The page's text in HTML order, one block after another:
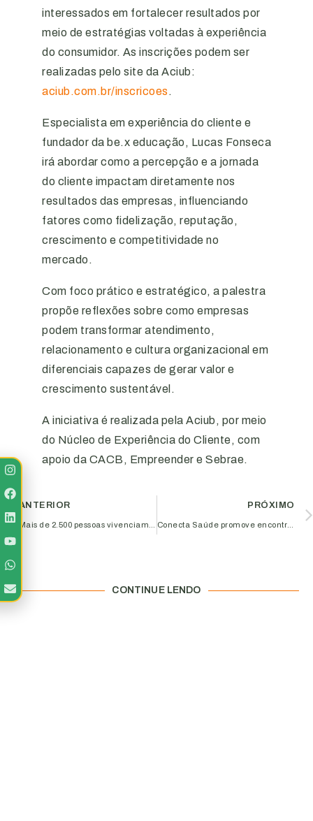
interessados em fortalecer resultados por
meio de estratégias voltadas à experiência
do consumidor. As inscrições podem ser
realizadas pelo site da Aciub:
aciub.com.br/inscricoes .
Especialista em experiência do cliente e
fundador da be.x educação, Lucas Fonseca
irá abordar como a percepção e a jornada
do cliente impactam diretamente nos
resultados das empresas, influenciando
fatores como fidelização, reputação,
crescimento e competitividade no
mercado.
Com foco prático e estratégico, a palestra
propõe reflexões sobre como empresas
podem transformar atendimento,
relacionamento e cultura organizacional em
diferenciais capazes de gerar valor e
crescimento sustentável.
A iniciativa é realizada pela Aciub, por meio
do Núcleo de Experiência do Cliente, com
apoio da CACB, Empreender e Sebrae.
ANTERIOR PRÓXIMO
CONTINUE LENDO